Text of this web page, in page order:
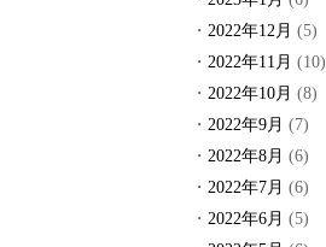
2022年12月 (5)
2022年11月 (10)
2022年10月 (8)
2022年9月 (7)
2022年8月 (6)
2022年7月 (6)
2022年6月 (5)